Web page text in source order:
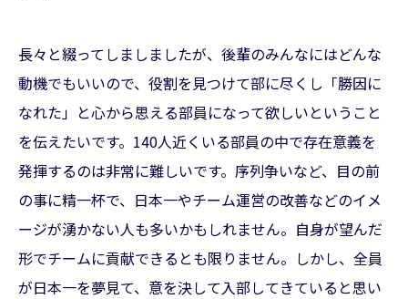
長々と綴ってしましましたが、後輩のみんなにはどんな
動機でもいいので、役割を見つけて部に尽くし「勝因に
なれた」と心から思える部員になって欲しいということ
を伝えたいです。140人近くいる部員の中で存在意義を
発揮するのは非常に難しいです。序列争いなど、目の前
の事に精一杯で、日本一やチーム運営の改善などのイメ
ージが湧かない人も多いかもしれません。自身が望んだ
形でチームに貢献できるとも限りません。しかし、全員
が日本一を夢見て、意を決して入部してきていると思い